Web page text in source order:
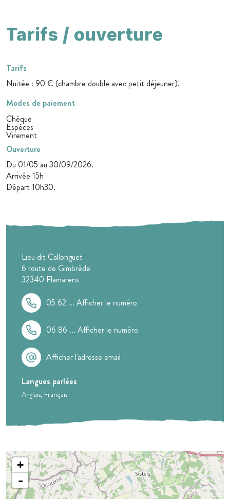
Tarifs / ouverture
Tarifs
Nuitée : 90 € (chambre double avec petit déjeuner).
Modes de paiement
Chèque
Espèces
Virement
Ouverture
Du 01/05 au 30/09/2026.
Arrivée 15h
Départ 10h30.
Lieu dit Callonguet
6 route de Gimbrède
32340 Flamarens
05 62 ... Afficher le numéro
06 86 ... Afficher le numéro
Afficher l'adresse email
Langues parlées
Anglais Français
+
-